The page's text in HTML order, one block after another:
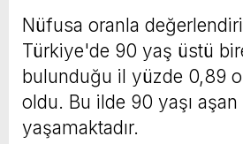
Nüfusa oranla
Türkiye'de 90 yaş üstü
bulunduğu il yüzde 0,89
oldu. Bu ilde 90 yaşı
yaşamaktadır.